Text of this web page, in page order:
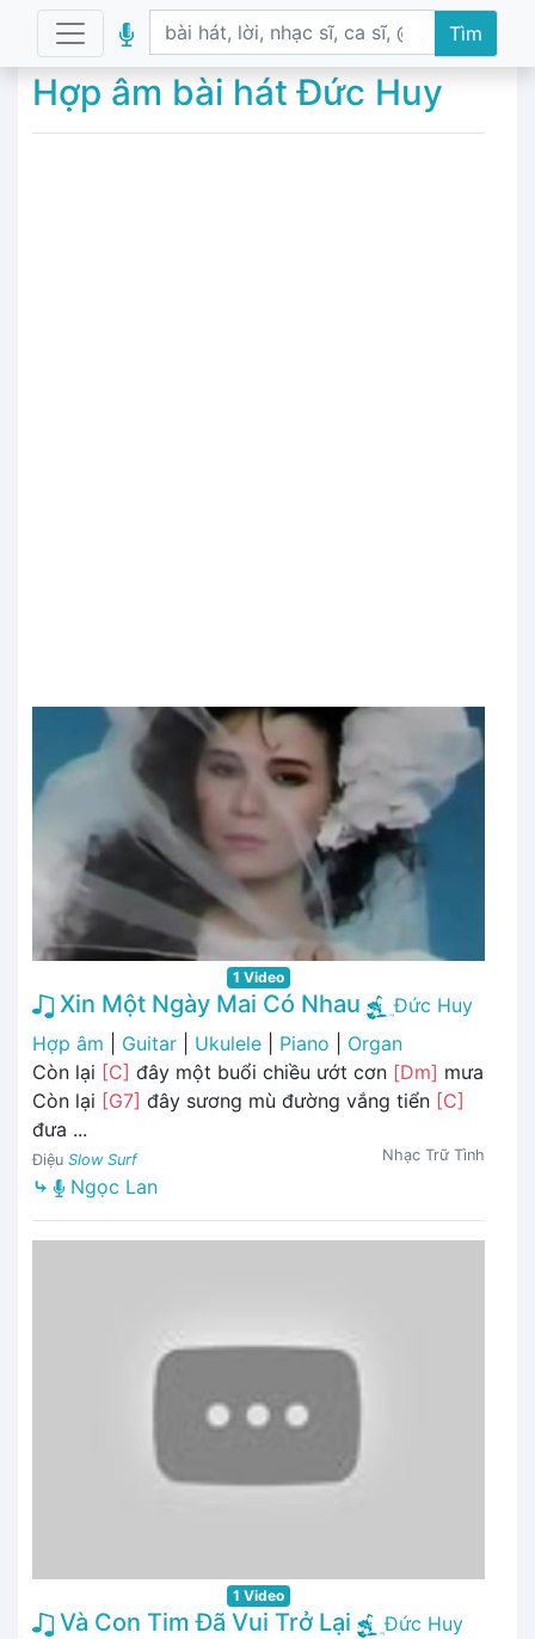
Tìm
Hợp âm bài hát Đức Huy
1 Video
Xin Một Ngày Mai Có Nhau
Đức Huy
Hợp âm
Guitar Ukulele Piano
Organ
Còn lại [C] đây một buổi chiều ướt cơn [Dm] mưa
Còn lại [G7] đây sương mù đường vắng tiển [C]
đưa ...
Điệu Slow Surf Nhạc Trữ Tình
⤷ Ngọc Lan
1 Video
Và Con Tim Đã Vui Trở Lại
Đức Huy